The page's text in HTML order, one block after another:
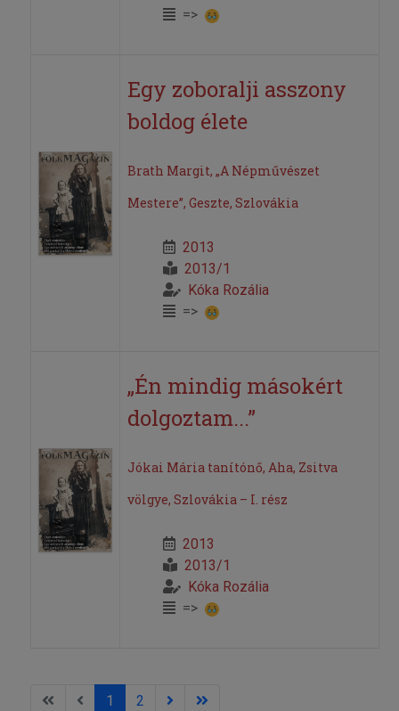
=>
Egy zoboralji asszony
boldog élete
Brath Margit, „A Népművészet
Mestere”, Geszte, Szlovákia
2013
2013/1
Kóka Rozália
=>
„Én mindig másokért
dolgoztam...”
Jókai Mária tanítónő, Aha, Zsitva
völgye, Szlovákia – I. rész
2013
2013/1
Kóka Rozália
=>
1 2